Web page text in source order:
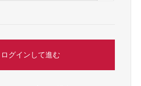
ログインして進む